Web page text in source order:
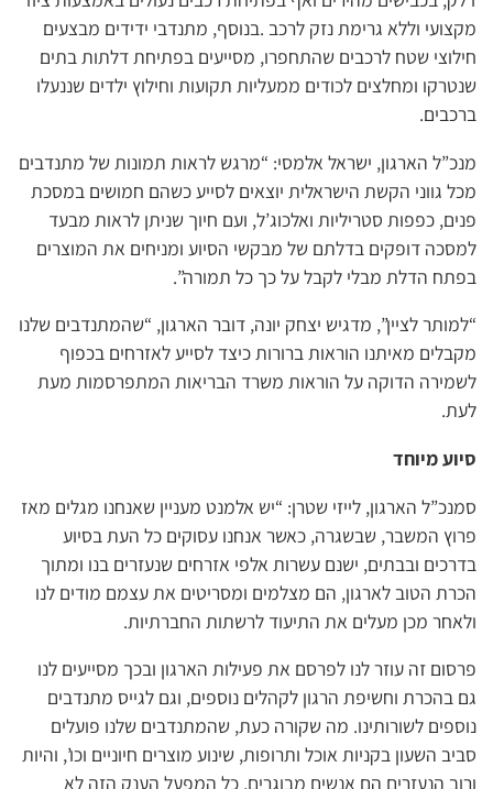
מקצועי וללא גרימת נזק לרכב .בנוסף, מתנדבי ידידים מבצעים
חילוצי שטח לרכבים שהתחפרו, מסייעים בפתיחת דלתות בתים
שנטרקו ומחלצים לכודים ממעליות תקועות וחילוץ ילדים שננעלו
ברכבים.
מנכ”ל הארגון, ישראל אלמסי: “מרגש לראות תמונות של מתנדבים
מכל גווני הקשת הישראלית יוצאים לסייע כשהם חמושים במסכת
פנים, כפפות סטריליות ואלכוג’ל, ועם חיוך שניתן לראות מבעד
למסכה דופקים בדלתם של מבקשי הסיוע ומניחים את המוצרים
בפתח הדלת מבלי לקבל על כך כל תמורה”.
“למותר לציין”, מדגיש יצחק יונה, דובר הארגון, “שהמתנדבים שלנו
מקבלים מאיתנו הוראות ברורות כיצד לסייע לאזרחים בכפוף
לשמירה הדוקה על הוראות משרד הבריאות המתפרסמות מעת
לעת.
סיוע מיוחד
סמנכ”ל הארגון, לייזי שטרן: “יש אלמנט מעניין שאנחנו מגלים מאז
פרוץ המשבר, שבשגרה, כאשר אנחנו עסוקים כל העת בסיוע
בדרכים ובבתים, ישנם עשרות אלפי אזרחים שנעזרים בנו ומתוך
הכרת הטוב לארגון, הם מצלמים ומסריטים את עצמם מודים לנו
ולאחר מכן מעלים את התיעוד לרשתות החברתיות.
פרסום זה עוזר לנו לפרסם את פעילות הארגון ובכך מסייעים לנו
גם בהכרת וחשיפת הרגון לקהלים נוספים, וגם לגייס מתנדבים
נוספים לשורותינו. מה שקורה כעת, שהמתנדבים שלנו פועלים
סביב השעון בקניות אוכל ותרופות, שינוע מוצרים חיוניים וכו’, והיות
ורוב הנעזרים הם אנשים מבוגרים, כל המפעל הענק הזה לא